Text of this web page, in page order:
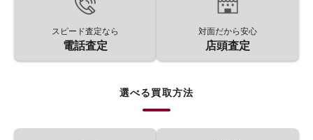
スピード査定なら
電話査定
対面だから安心
店頭査定
選べる買取方法